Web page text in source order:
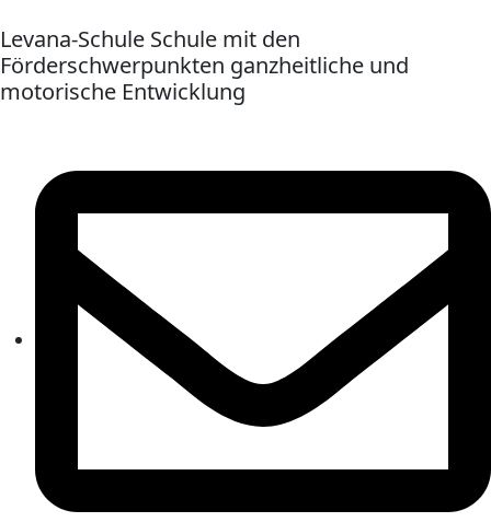
Levana-Schule Schule mit den
Förderschwerpunkten ganzheitliche und
motorische Entwicklung